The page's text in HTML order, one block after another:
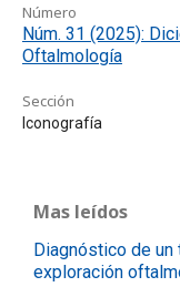
Número
Núm. 31 (2025):
Oftalmología
Sección
Iconografía
Mas leídos
Diagnóstico de un
exploración